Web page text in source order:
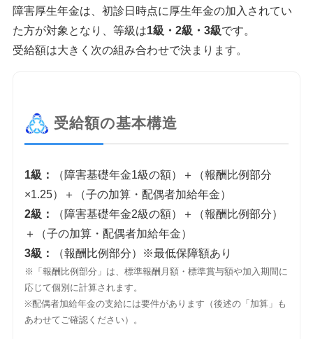
障害厚生年金は、初診日時点に厚生年金の加入されてい
た方が対象となり、等級は1級・2級・3級です。
受給額は大きく次の組み合わせで決まります。
受給額の基本構造
1級：
（障害基礎年金1級の額）＋（報酬比例部分
×1.25）＋（子の加算・配偶者加給年金）
2級：
（障害基礎年金2級の額）＋（報酬比例部分）
＋（子の加算・配偶者加給年金）
3級：
（報酬比例部分）※最低保障額あり
※「報酬比例部分」は、標準報酬月額・標準賞与額や加入期間に
応じて個別に計算されます。
※配偶者加給年金の支給には要件があります（後述の「加算」も
あわせてご確認ください）。